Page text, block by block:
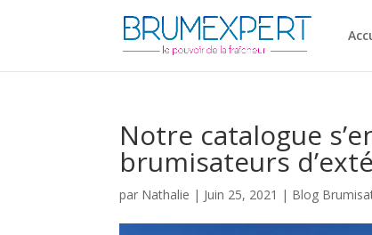
Notre catalogue
brumisateurs
par Nathalie | Juin 25, 2021 | Blog